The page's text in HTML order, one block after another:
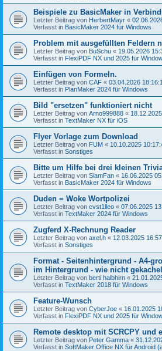
Beispiele zu BasicMaker in
Letzter Beitrag von HerbertMayr «
Verfasst in BasicMaker 2024 für Windows
Problem mit ausgefüllten Feldern
Letzter Beitrag von BuSchu « 19.05.2026
Verfasst in FlexiPDF NX und 2025 für
Einfügen von Formeln.
Letzter Beitrag von CAF « 03.04.2026
Verfasst in PlanMaker 2024 für Windows
Bild "ersetzen" funktioniert nicht
Letzter Beitrag von Arno999888 «
Verfasst in TextMaker NX für iOS
Flyer Vorlage zum Download
Letzter Beitrag von FUM « 10.10.2025
Verfasst in Sonstiges
Bitte um Hilfe bei drei kleinen
Letzter Beitrag von SiamFan « 16.06.2025
Verfasst in BasicMaker 2024 für Windows
Duden = Woke Wortpolizei
Letzter Beitrag von cvst1lleo « 07.06.2025
Verfasst in TextMaker 2024 für Windows
Zugferd X-Rechnung Reader
Letzter Beitrag von axel.h « 12.03.2025
Verfasst in Sonstiges
Format - Seitenhintergrund - A4-
im Hintergrund - wie nicht
Letzter Beitrag von berti halbhirn «
Verfasst in TextMaker 2018 für Windows
Feature-Wunsch
Letzter Beitrag von CyberJoe « 16.01.2025
Verfasst in FlexiPDF NX und 2025 für
Remote desktop mit SCRCPY und
Letzter Beitrag von Peter Gamma «
Verfasst in SoftMaker Office NX für Android